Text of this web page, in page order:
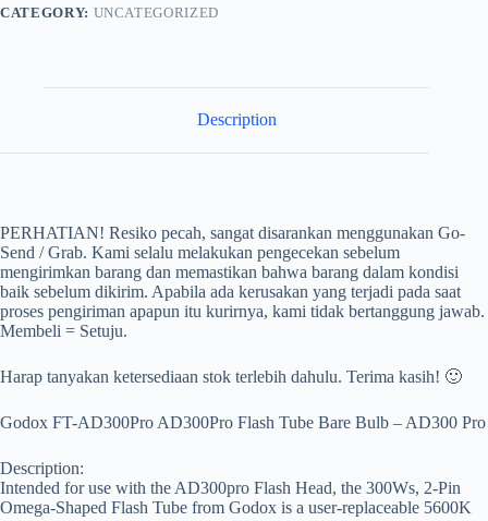
CATEGORY: UNCATEGORIZED
Description
PERHATIAN! Resiko pecah, sangat disarankan menggunakan Go-
Send / Grab. Kami selalu melakukan pengecekan sebelum
mengirimkan barang dan memastikan bahwa barang dalam kondisi
baik sebelum dikirim. Apabila ada kerusakan yang terjadi pada saat
proses pengiriman apapun itu kurirnya, kami tidak bertanggung jawab.
Membeli = Setuju.
Harap tanyakan ketersediaan stok terlebih dahulu. Terima kasih! 🙂
Godox FT-AD300Pro AD300Pro Flash Tube Bare Bulb – AD300 Pro
Description:
Intended for use with the AD300pro Flash Head, the 300Ws, 2-Pin
Omega-Shaped Flash Tube from Godox is a user-replaceable 5600K